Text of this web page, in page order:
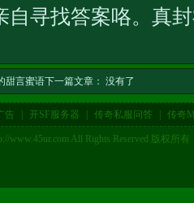
寻找答案咯。 真
甜言蜜语下一篇文章： 没有了
告 开SF服务器 传奇私服问答 传奇
www.45ur.com All Rights Reserved 版权